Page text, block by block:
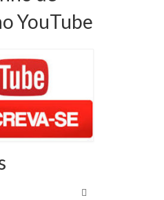
YouTube